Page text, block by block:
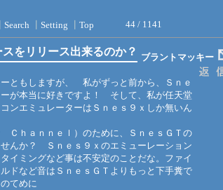
Search Setting Top 44 / 1141
をリリース出来るのか？ ブラントマッキー
ともしますが、 私がずっと前から、Ｓｎｅ
が本当に好きですよ！ そして、私が任天堂
ンエミュレーターはＳｎｅｓ９ｘしか無いん
Ｃｈａｎｎｅｌ）のために、ＳｎｅｓＧＴの
んか？ Ｓｎｅｓ９ｘのエミューレーション
イミングなど事は不安定のことだな。ファイ
ドなど音はＳｎｅｓＧＴよりもっと下手糞で
てめに